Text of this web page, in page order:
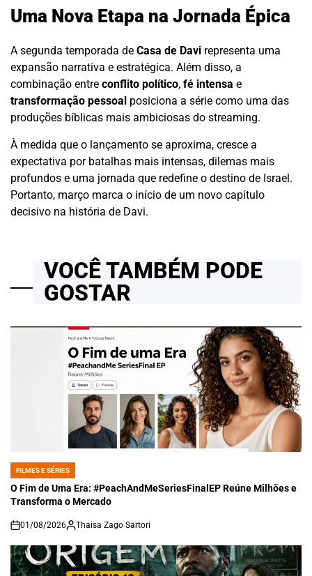
Uma Nova Etapa na Jornada Épica
A segunda temporada de Casa de Davi representa uma
expansão narrativa e estratégica. Além disso, a
combinação entre conflito político, fé intensa e
transformação pessoal posiciona a série como uma das
produções bíblicas mais ambiciosas do streaming.
À medida que o lançamento se aproxima, cresce a
expectativa por batalhas mais intensas, dilemas mais
profundos e uma jornada que redefine o destino de Israel.
Portanto, março marca o início de um novo capítulo
decisivo na história de Davi.
VOCÊ TAMBÉM PODE
GOSTAR
POSTED
IN
FILMES E SÉRIES
O Fim de Uma Era: #PeachAndMeSeriesFinalEP Reúne Milhões e
Transforma o Mercado
on
01/08/2026 Thaisa Zago Sartori